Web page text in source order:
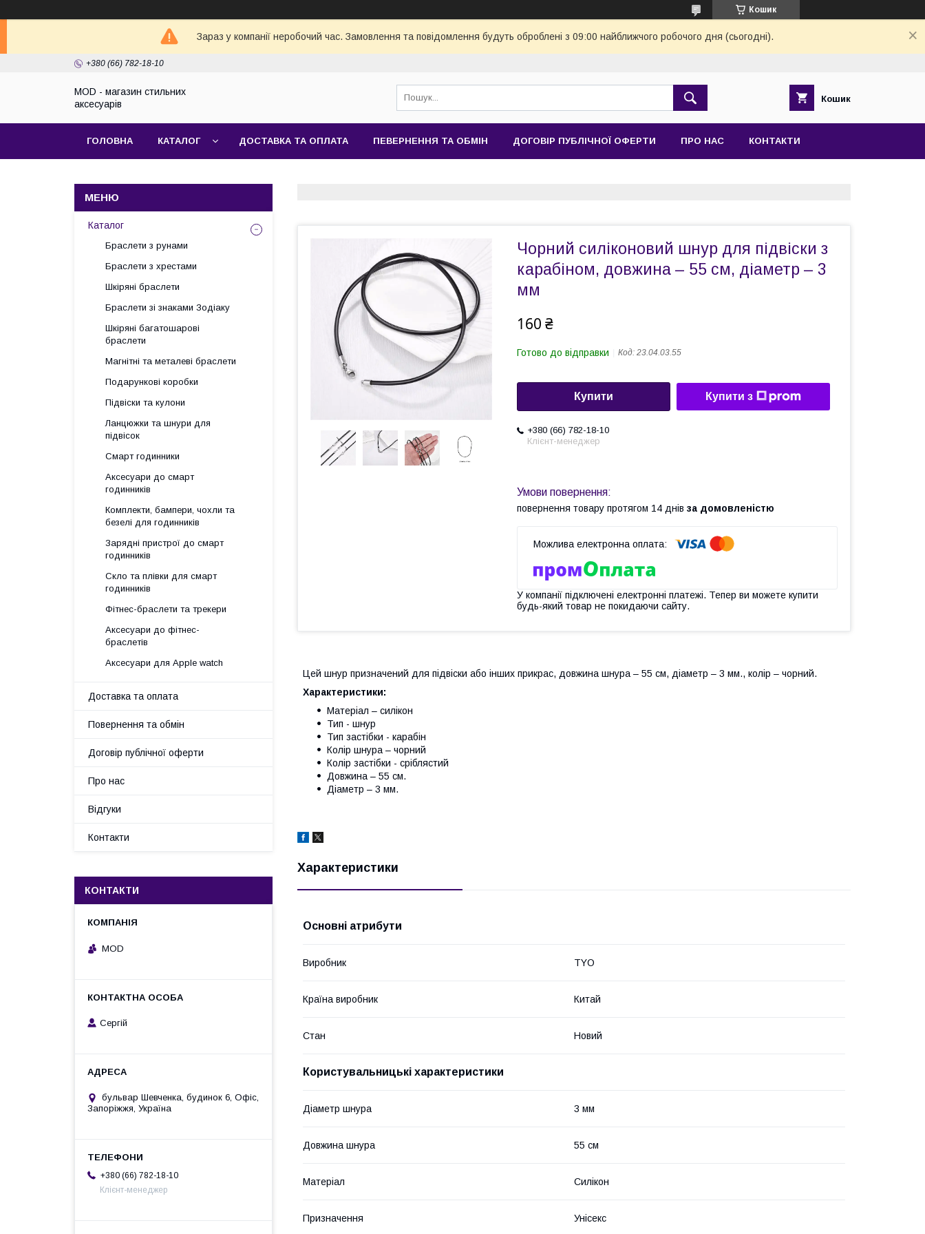
Кошик
Зараз у компанії неробочий час. Замовлення та повідомлення будуть оброблені з 09:00 найближчого робочого дня (сьогодні).
+380 (66) 782-18-10
MOD - магазин стильних
аксесуарів
Кошик
ГОЛОВНА КАТАЛОГ ДОСТАВКА ТА ОПЛАТА ПЕВЕРНЕННЯ ТА ОБМІН ДОГОВІР ПУБЛІЧНОЇ ОФЕРТИ ПРО НАС КОНТАКТИ
Чорний силіконовий шнур для підвіски з
карабіном, довжина – 55 см, діаметр – 3
мм
160 ₴
Готово до відправки Код: 23.04.03.55
Купити Купити з
+380 (66) 782-18-10
Клієнт-менеджер
повернення товару протягом 14 днів за домовленістю
У компанії підключені електронні платежі. Тепер ви можете купити
будь-який товар не покидаючи сайту.
Цей шнур призначений для підвіски або інших прикрас, довжина шнура – 55 см, діаметр – 3 мм., колір – чорний.
Характеристики:
Матеріал – силікон
Тип - шнур
Тип застібки - карабін
Колір шнура – чорний
Колір застібки - сріблястий
Довжина – 55 см.
Діаметр – 3 мм.
Характеристики
Основні атрибути
Виробник TYO
Країна виробник Китай
Стан Новий
Користувальницькі характеристики
Діаметр шнура 3 мм
Довжина шнура 55 см
Матеріал Силікон
Призначення Унісекс
Каталог
Браслети з рунами
Браслети з хрестами
Шкіряні браслети
Браслети зі знаками Зодіаку
Шкіряні багатошарові
браслети
Магнітні та металеві браслети
Подарункові коробки
Підвіски та кулони
Ланцюжки та шнури для
підвісок
Смарт годинники
Аксесуари до смарт
годинників
Комплекти, бампери, чохли та
безелі для годинників
Зарядні пристрої до смарт
годинників
Скло та плівки для смарт
годинників
Фітнес-браслети та трекери
Аксесуари до фітнес-
браслетів
Аксесуари для Apple watch
Доставка та оплата
Повернення та обмін
Договір публічної оферти
Про нас
Відгуки
Контакти
КОНТАКТИ
MOD
Сергій
бульвар Шевченка, будинок 6, Офіс,
Запоріжжя, Україна
+380 (66) 782-18-10
Клієнт-менеджер